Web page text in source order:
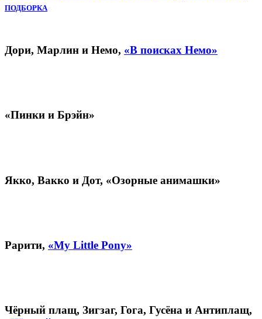
ПОДБОРКА
Дори, Марлин и Немо, «В поисках Немо»
«Пинки и Брэйн»
Якко, Вакко и Дот, «Озорные анимашки»
Рарити, «My Little Pony»
Чёрный плащ, Зигзаг, Гога, Гусёна и Антиплащ,